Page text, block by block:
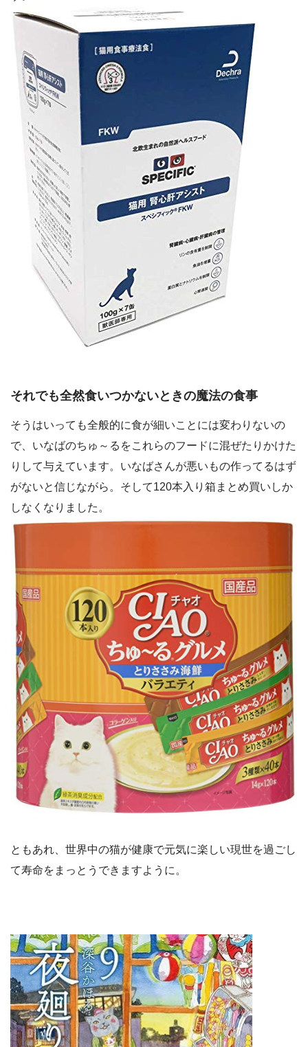
それでも全然食いつかないときの魔法の食事
そうはいっても全般的に食が細いことには変わりないの
で、いなばのちゅ～るをこれらのフードに混ぜたりかけた
りして与えています。いなばさんが悪いもの作ってるはず
がないと信じながら。そして120本入り箱まとめ買いしか
しなくなりました。
ともあれ、世界中の猫が健康で元気に楽しい現世を過ごし
て寿命をまっとうできますように。